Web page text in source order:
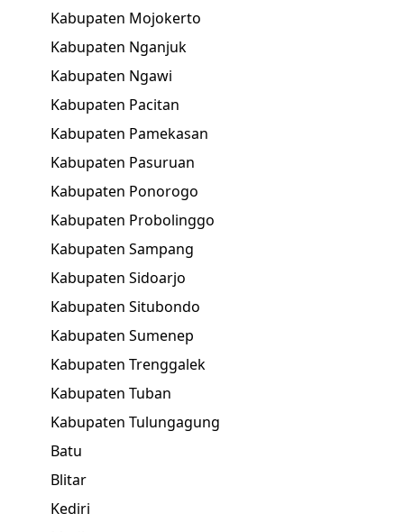
Kabupaten Mojokerto
Kabupaten Nganjuk
Kabupaten Ngawi
Kabupaten Pacitan
Kabupaten Pamekasan
Kabupaten Pasuruan
Kabupaten Ponorogo
Kabupaten Probolinggo
Kabupaten Sampang
Kabupaten Sidoarjo
Kabupaten Situbondo
Kabupaten Sumenep
Kabupaten Trenggalek
Kabupaten Tuban
Kabupaten Tulungagung
Batu
Blitar
Kediri